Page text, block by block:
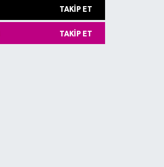
TAKIP ET
TAKIP ET